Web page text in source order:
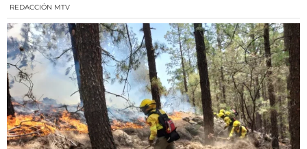
REDACCIÓN MTV